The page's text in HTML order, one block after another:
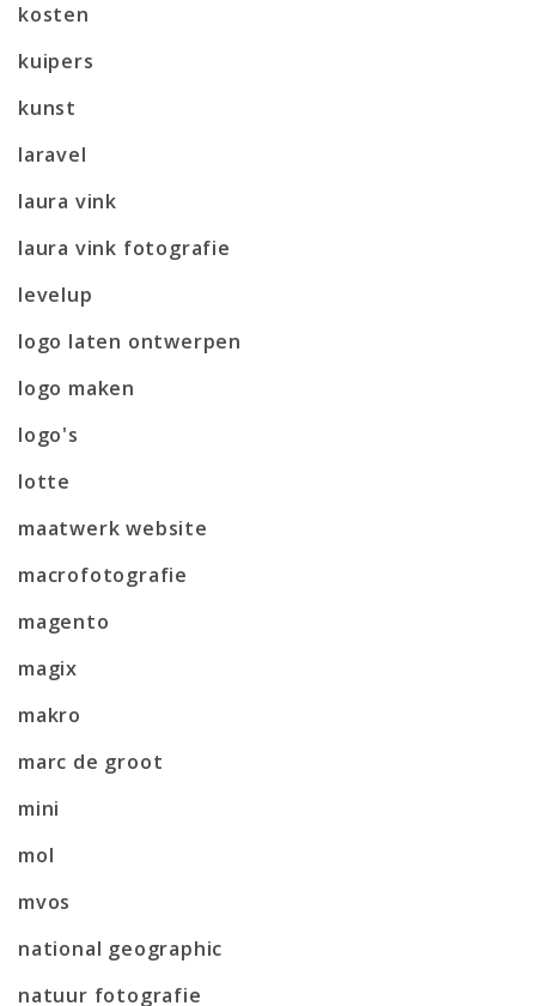
kosten
kuipers
kunst
laravel
laura vink
laura vink fotografie
levelup
logo laten ontwerpen
logo maken
logo's
lotte
maatwerk website
macrofotografie
magento
magix
makro
marc de groot
mini
mol
mvos
national geographic
natuur fotografie